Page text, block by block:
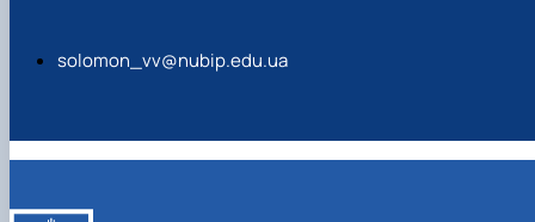
solomon_vv@nubip.edu.ua